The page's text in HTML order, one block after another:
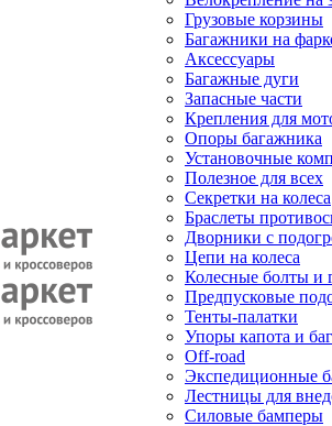
Грузовые корзины
Багажники на
Аксессуары
Багажные дуги
Запасные части
Крепления для
Опоры багажника
Установочные
Полезное для всех
Секретки на колеса
Браслеты
Дворники с
Цепи на колеса
Колесные болты и
Предпусковые
Тенты-палатки
Упоры капота и
Off-road
Экспедиционные
Лестницы для
Силовые бамперы